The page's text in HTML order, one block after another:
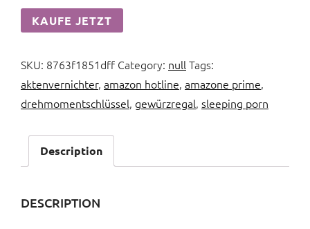
KAUFE JETZT
SKU: 8763f1851dff Category: nullTags:
aktenvernichter, amazon hotline, amazone prime,
drehmomentschlüssel, gewürzregal, sleeping porn
Description
DESCRIPTION